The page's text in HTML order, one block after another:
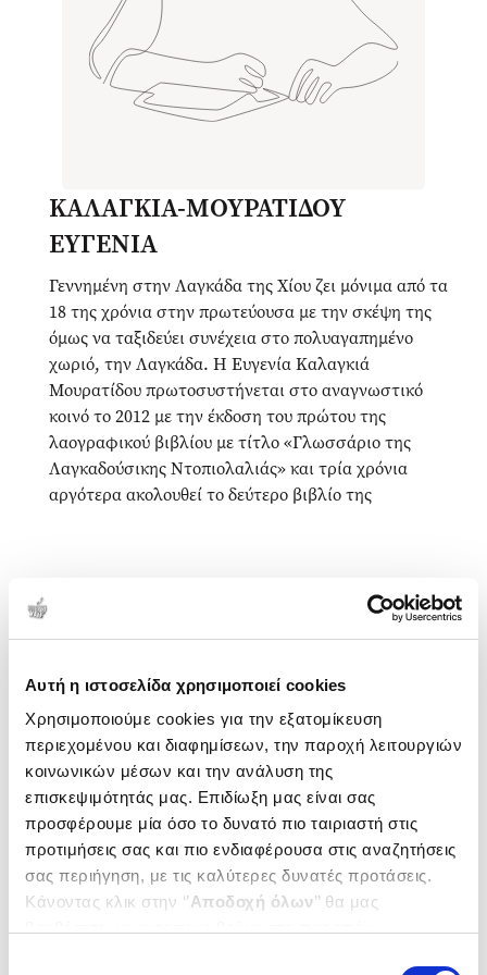
Αυτή η ιστοσελίδα χρησιμοποιεί cookies
Χρησιμοποιούμε cookies για την εξατομίκευση
περιεχομένου και διαφημίσεων, την παροχή λειτουργιών
κοινωνικών μέσων και την ανάλυση της
επισκεψιμότητάς μας. Επιδίωξη μας είναι σας
προσφέρουμε μία όσο το δυνατό πιο ταιριαστή στις
προτιμήσεις σας και πιο ενδιαφέρουσα στις αναζητήσεις
σας περιήγηση, με τις καλύτερες δυνατές προτάσεις.
Κάνοντας κλικ στην ‘’Αποδοχή όλων’’ θα μας
ΚΑΛΑΓΚΙΑ-ΜΟΥΡΑΤΙΔΟΥ
ΕΥΓΕΝΙΑ
Γεννημένη στην Λαγκάδα της Χίου ζει μόνιμα από τα
18 της χρόνια στην πρωτεύουσα με την σκέψη της
όμως να ταξιδεύει συνέχεια στο πολυαγαπημένο
χωριό, την Λαγκάδα. Η Ευγενία Καλαγκιά
Μουρατίδου πρωτοσυστήνεται στο αναγνωστικό
κοινό το 2012 με την έκδοση του πρώτου της
λαογραφικού βιβλίου με τίτλο «Γλωσσάριο της
Λαγκαδούσικης Ντοπιολαλιάς» και τρία χρόνια
αργότερα ακολουθεί το δεύτερο βιβλίο της
τα ήθη και έθιμα της κοινωνίας της εποχής αλλά και
τις «ταπεινές» γεύσεις που πρωταγωνιστούσαν στο
εμπεριέχονται στο βιβλίο είναι αυτούσιες όπως
Δημοτικότητα